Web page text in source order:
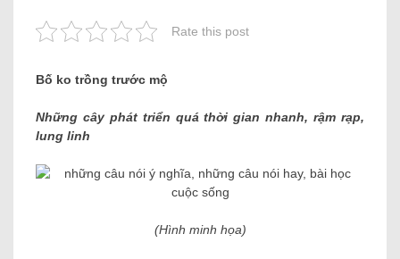
Rate this post
Bố ko trồng trước mộ
Những cây phát triển quá thời gian nhanh, rậm rạp,
lung linh
(Hình minh họa)